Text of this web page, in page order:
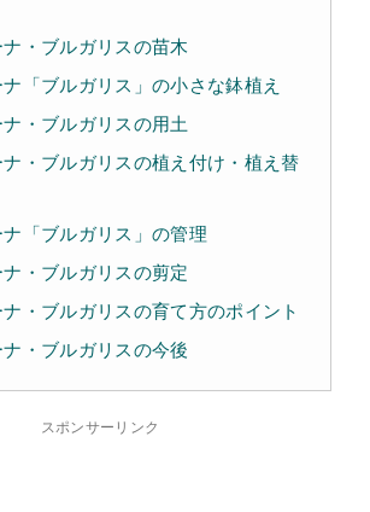
ナ・ブルガリスの苗木
ナ「ブルガリス」の小さな鉢植え
ナ・ブルガリスの用土
ナ・ブルガリスの植え付け・植え替
ナ「ブルガリス」の管理
ナ・ブルガリスの剪定
ナ・ブルガリスの育て方のポイント
ナ・ブルガリスの今後
スポンサーリンク